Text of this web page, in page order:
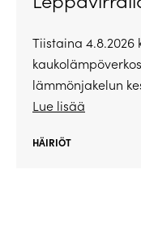
Tiistaina 4.8.2026
lämmönjakelun
Lue lisää
HÄIRIÖT